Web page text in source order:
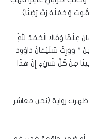
وَاجْعَلْهُ رَبِّ رَضِيًّا).
عِلْمًا وَقَالَا الْحَمْدُ لِلَّهِ
* وَوَرِثَ سُلَيْمَانُ دَاوُودَ
مِنْ كُلِّ شَيْءٍ إِنَّ هَذَا
ظهرت رواية (نحن معاشر